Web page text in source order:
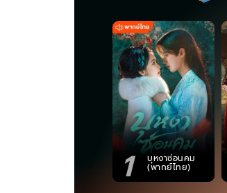
1 บุหงาซ่อนคม
(พากย์ไทย)